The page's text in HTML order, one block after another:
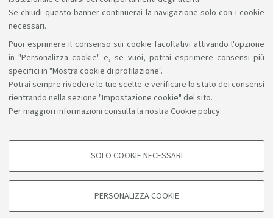
Se chiudi questo banner continuerai la navigazione solo con i cookie
necessari.
Puoi esprimere il consenso sui cookie facoltativi attivando l'opzione
in "Personalizza cookie" e, se vuoi, potrai esprimere consensi più
specifici in "Mostra cookie di profilazione".
Potrai sempre rivedere le tue scelte e verificare lo stato dei consensi
rientrando nella sezione "Impostazione cookie" del sito.
Per maggiori informazioni consulta la nostra Cookie policy.
COOKIE DI PROFILAZIONE - FACOLTATIVI
degli utenti, creare profili in base al loro comportamento sul sito, per analisi
di marketing.
SOLO COOKIE NECESSARI
PERSONALIZZA COOKIE
Sosteniamo il diritto alla conoscenza
Seguici su:
Bologna - Via Zamboni, 33 - 40126 Bologna - PI: 01131710376 -